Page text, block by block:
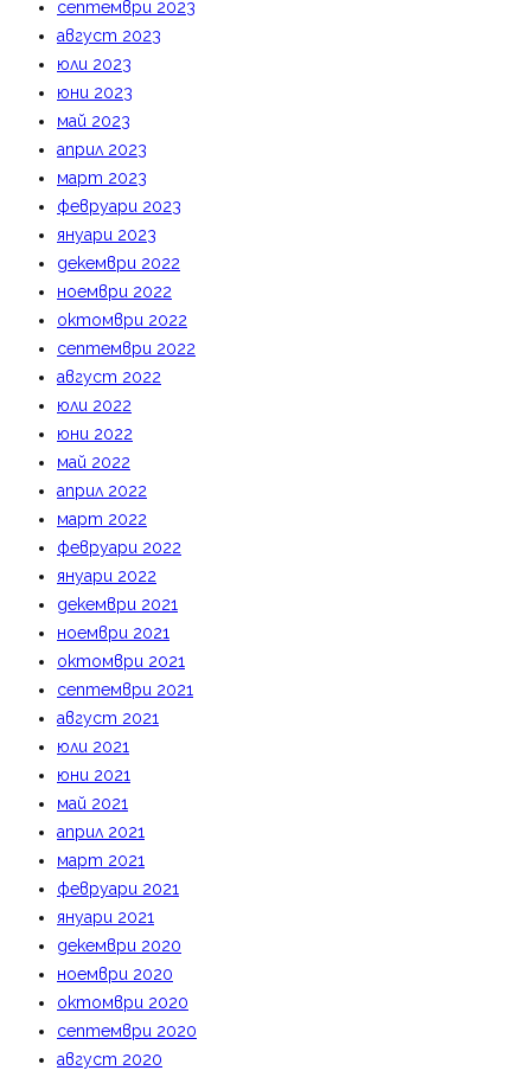
септември 2023
август 2023
юли 2023
юни 2023
май 2023
април 2023
март 2023
февруари 2023
януари 2023
декември 2022
ноември 2022
октомври 2022
септември 2022
август 2022
юли 2022
юни 2022
май 2022
април 2022
март 2022
февруари 2022
януари 2022
декември 2021
ноември 2021
октомври 2021
септември 2021
август 2021
юли 2021
юни 2021
май 2021
април 2021
март 2021
февруари 2021
януари 2021
декември 2020
ноември 2020
октомври 2020
септември 2020
август 2020